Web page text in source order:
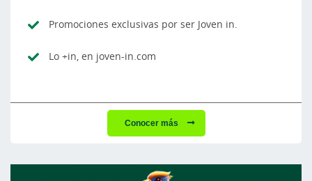
Promociones exclusivas por ser Joven in.
Lo +in, en joven-in.com
Conocer más